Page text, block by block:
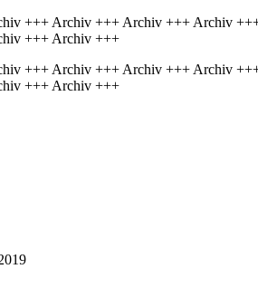
+++ Archiv +++ Archiv +++ Archiv
+++ Archiv +++
+++ Archiv +++ Archiv +++ Archiv
+++ Archiv +++